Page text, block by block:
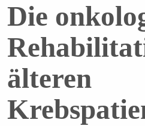
Die
älteren